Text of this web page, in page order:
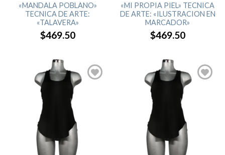
«MANDALA POBLANO»
TECNICA DE ARTE:
«TALAVERA»
$469.50
«MI PROPIA PIEL» TECNICA
DE ARTE: «ILUSTRACION EN
MARCADOR»
$469.50